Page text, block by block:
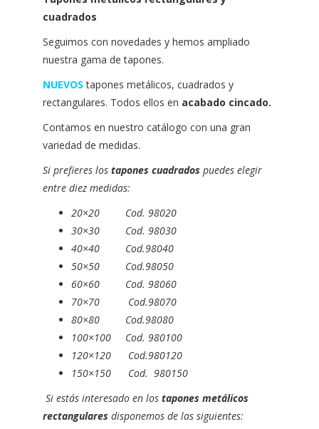
cuadrados
Seguimos con novedades y hemos ampliado
nuestra gama de tapones.
NUEVOS tapones metálicos, cuadrados y
rectangulares. Todos ellos en acabado cincado.
Contamos en nuestro catálogo con una gran
variedad de medidas.
Si prefieres los tapones cuadrados puedes elegir
entre diez medidas:
20×20 Cod. 98020
30×30 Cod. 98030
40×40 Cod.98040
50×50 Cod.98050
60×60 Cod. 98060
70×70 Cod.98070
80×80 Cod.98080
100×100 Cod. 980100
120×120 Cod.980120
150×150 Cod. 980150
Si estás interesado en los tapones metálicos
rectangulares disponemos de las siguientes: